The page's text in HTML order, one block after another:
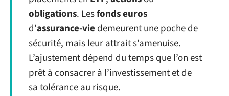
obligations. Lesfonds euros
d’assurance-vie demeurent une poche de
sécurité, mais leur attrait s’amenuise.
L’ajustement dépend du temps que l’on est
prêt à consacrer à l’investissement et de
sa tolérance au risque.